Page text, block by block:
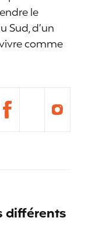
le
Sud, d’un
comme
différents